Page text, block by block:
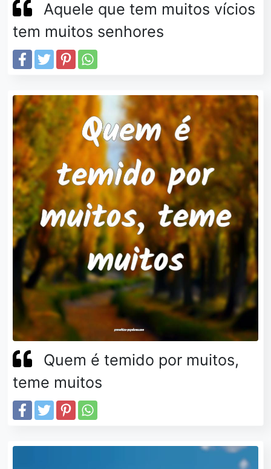
Aquele que tem muitos vícios
tem muitos senhores
Quem é temido por muitos,
teme muitos